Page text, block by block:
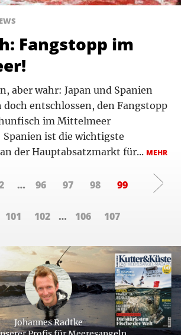
Fangstopp im
aber wahr: Japan und Spanien
doch entschlossen, den Fangstopp
im Mittelmeer
ist die wichtigste
der Hauptabsatzmarkt für... MEHR
… 96 97 98 99
101 102 … 106 107
Johannes Radtke
Profis für Meeresangeln